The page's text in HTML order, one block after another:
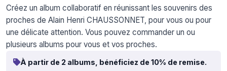
Créez un album collaboratif en réunissant les souvenirs des
proches de Alain Henri CHAUSSONNET, pour vous ou pour
une délicate attention. Vous pouvez commander un ou
plusieurs albums pour vous et vos proches.
À partir de 2 albums, bénéficiez de 10% de remise.